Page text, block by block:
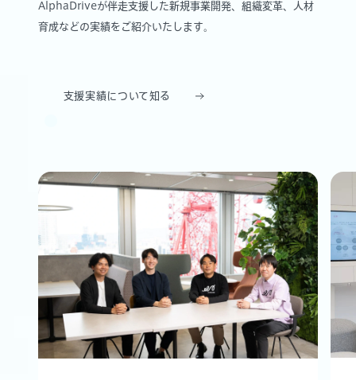
AlphaDriveが伴走支援した新規事業開発、組織変革、人材
育成などの実績をご紹介いたします。
支援実績について知る